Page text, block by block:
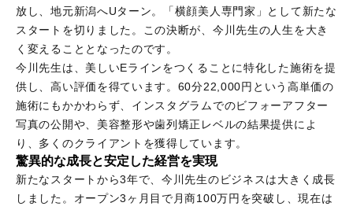
放し、地元新潟へUターン。「横顔美人専門家」として新たな
スタートを切りました。この決断が、今川先生の人生を大き
く変えることとなったのです。
今川先生は、美しいEラインをつくることに特化した施術を提
供し、高い評価を得ています。60分22,000円という高単価の
施術にもかかわらず、インスタグラムでのビフォーアフター
写真の公開や、美容整形や歯列矯正レベルの結果提供によ
り、多くのクライアントを獲得しています。
驚異的な成長と安定した経営を実現
新たなスタートから3年で、今川先生のビジネスは大きく成長
しました。オープン3ヶ月目で月商100万円を突破し、現在は